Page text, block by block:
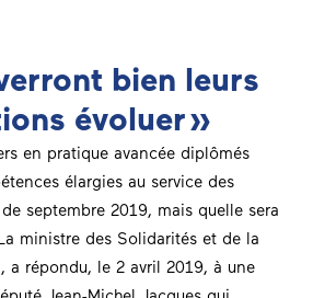
bien leurs
évoluer »
en pratique avancée diplômés
élargies au service des
septembre 2019, mais quelle sera
ministre des Solidarités et de la
a répondu, le 2 avril 2019, à une